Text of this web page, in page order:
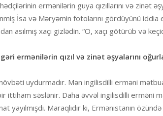
ermənilərin guya qızıllarını və zinət
İsa və Məryəmin fotolarını gördüyünü iddia
asılmış xaçı gizlədin. “O, xaçı götürüb və
ermənilərin qızıl və zinət əşyalarını
uydurmadır. Mən ingilisdilli erməni
ittiham səslənir. Daha əvvəl ingilisdilli erməni
yayılmışdı. Maraqlıdır ki, Ermənistanın